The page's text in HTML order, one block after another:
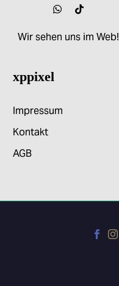
xppixel
Impressum
Kontakt
AGB
Wir sehen uns im Web!